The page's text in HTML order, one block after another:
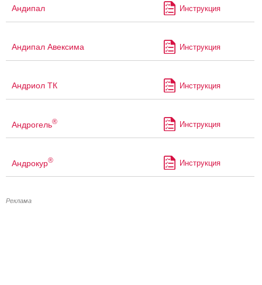
Андипал Инструкция
Андипал Авексима Инструкция
Андриол ТК Инструкция
Андрогель® Инструкция
Андрокур® Инструкция
Реклама